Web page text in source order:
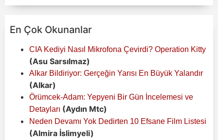
En Çok Okunanlar
CIA Kediyi Nasıl Mikrofona Çevirdi? Operation Kitty
(Asu Sarsılmaz)
Alkar Bildiriyor: Gerçeğin Yarısı En Büyük Yalandır
(Alkar)
Örümcek-Adam: Yepyeni Bir Gün İncelemesi ve
Detayları (Aydın Mtc)
Neden Devamı Yok Dedirten 10 Efsane Film Listesi
(Almira İslimyeli)